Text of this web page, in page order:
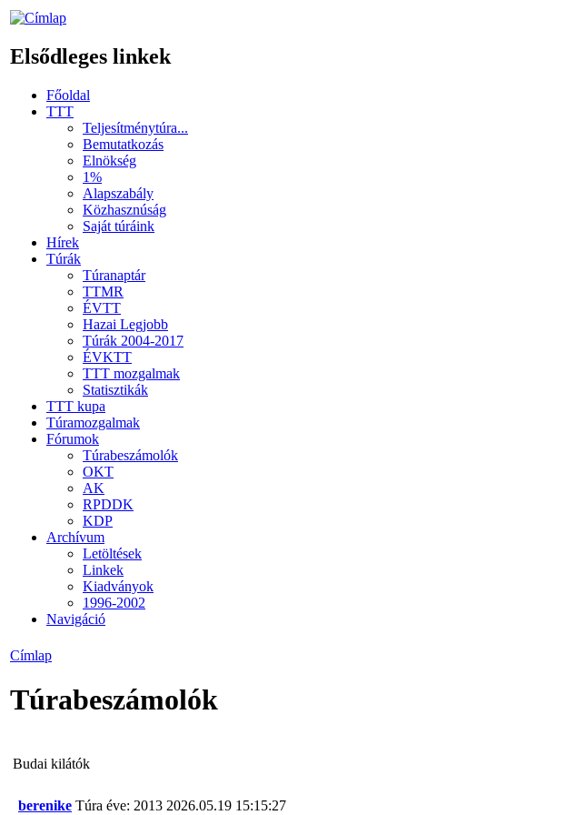
Elsődleges linkek
Főoldal
TTT
Teljesítménytúra...
Bemutatkozás
Elnökség
1%
Alapszabály
Közhasznúság
Saját túráink
Hírek
Túrák
Túranaptár
TTMR
ÉVTT
Hazai Legjobb
Túrák 2004-2017
ÉVKTT
TTT mozgalmak
Statisztikák
TTT kupa
Túramozgalmak
Fórumok
Túrabeszámolók
OKT
AK
RPDDK
KDP
Archívum
Letöltések
Linkek
Kiadványok
1996-2002
Navigáció
Címlap
Túrabeszámolók
Budai kilátók
berenike Túra éve: 2013 2026.05.19 15:15:27